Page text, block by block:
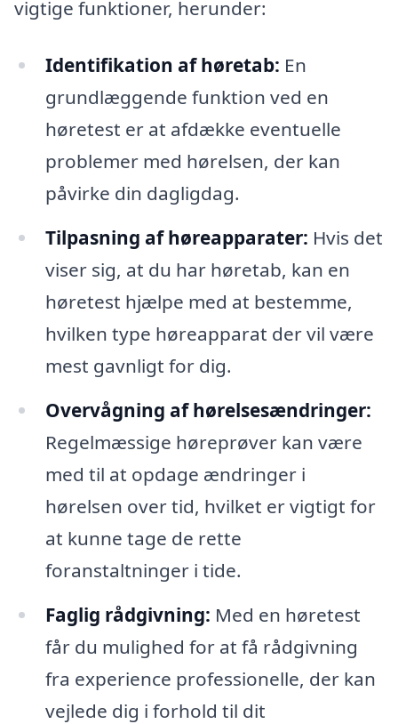
vigtige funktioner, herunder:
Identifikation af høretab: En
grundlæggende funktion ved en
høretest er at afdække eventuelle
problemer med hørelsen, der kan
påvirke din dagligdag.
Tilpasning af høreapparater: Hvis det
viser sig, at du har høretab, kan en
høretest hjælpe med at bestemme,
hvilken type høreapparat der vil være
mest gavnligt for dig.
Overvågning af hørelsesændringer:
Regelmæssige høreprøver kan være
med til at opdage ændringer i
hørelsen over tid, hvilket er vigtigt for
at kunne tage de rette
foranstaltninger i tide.
Faglig rådgivning: Med en høretest
får du mulighed for at få rådgivning
fra experience professionelle, der kan
vejlede dig i forhold til dit